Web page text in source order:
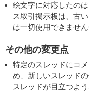
絵文字に対応したの
ス取引掲示板は、古
は一切使用できませ
その他の変更点
特定のスレッドにコ
め、新しいスレッド
スレッドが目立つよ